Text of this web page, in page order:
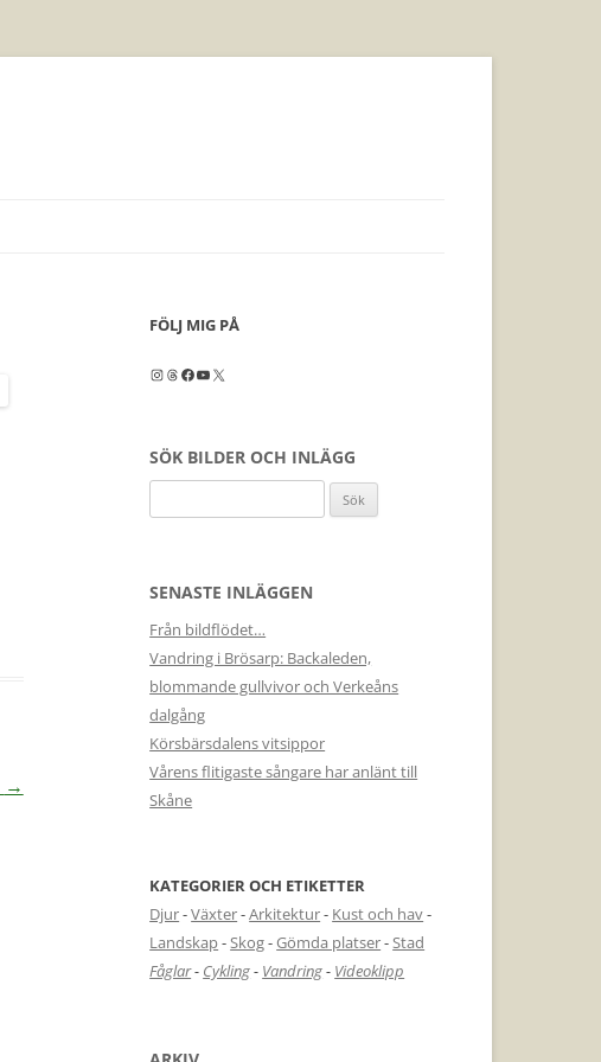
→
FÖLJ MIG PÅ
Instagram
Threads
Facebook
YouTube
X
SÖK BILDER OCH INLÄGG
efter:
SENASTE INLÄGGEN
Från bildflödet…
Vandring i Brösarp: Backaleden,
blommande gullvivor och Verkeåns
dalgång
Körsbärsdalens vitsippor
Vårens flitigaste sångare har anlänt till
Skåne
KATEGORIER OCH ETIKETTER
Djur-Växter-Arkitektur- Kust och hav-
Landskap-Skog-Gömda platser-Stad
Fåglar- Cykling- Vandring- Videoklipp